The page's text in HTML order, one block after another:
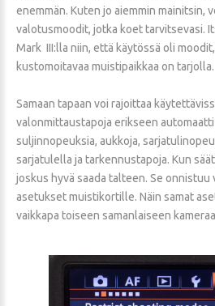
enemmän. Kuten jo aiemmin mainitsin,
valotusmoodit, jotka koet tarvitsevasi.
Mark III:lla niin, että käytössä oli
kustomoitavaa muistipaikkaa on tarjolla.
Samaan tapaan voi rajoittaa
valonmittaustapoja erikseen
suljinnopeuksia, aukkoja,
sarjatulella ja tarkennustapoja. Kun
joskus hyvä saada talteen. Se
asetukset muistikortille. Näin samat
vaikkapa toiseen samanlaiseen